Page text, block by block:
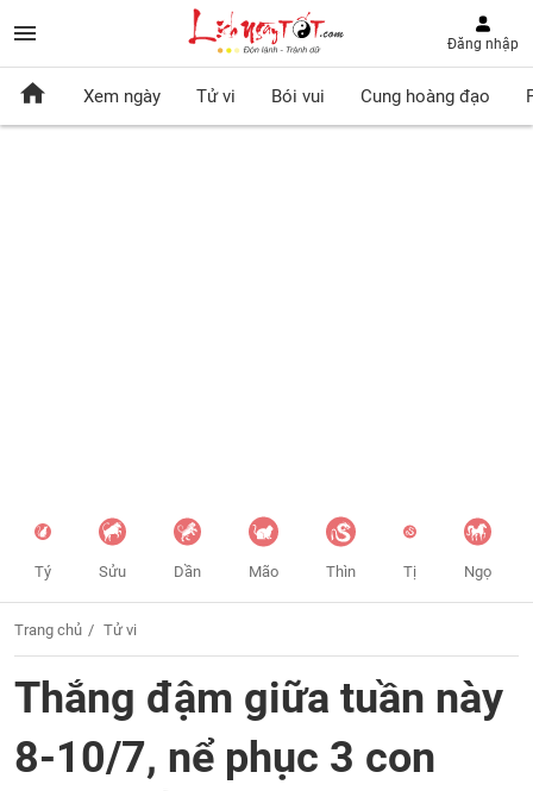
Đăng nhập
Xem ngày Tử vi Bói vui Cung hoàng đạo
Tý Sửu Dần Mão Thìn Tị Ngọ
Trang chủ Tử vi
Thắng đậm giữa tuần này
8-10/7, nể phục 3 con